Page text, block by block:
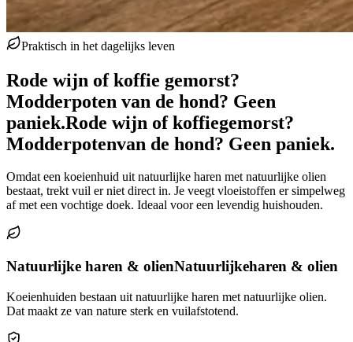
Praktisch in het dagelijks leven
Rode wijn of koffie gemorst?
Modderpoten van de hond? Geen
paniek.Rode wijn of koffiegemorst?
Modderpotenvan de hond? Geen paniek.
Omdat een koeienhuid uit natuurlijke haren met natuurlijke olien
bestaat, trekt vuil er niet direct in. Je veegt vloeistoffen er simpelweg
af met een vochtige doek. Ideaal voor een levendig huishouden.
Natuurlijke haren & olienNatuurlijkeharen & olien
Koeienhuiden bestaan uit natuurlijke haren met natuurlijke olien.
Dat maakt ze van nature sterk en vuilafstotend.